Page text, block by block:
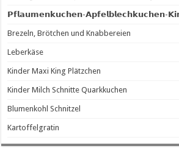
𝗣𝗳𝗹𝗮𝘂𝗺𝗲𝗻𝗸𝘂𝗰𝗵𝗲𝗻-𝗔𝗽𝗳𝗲𝗹𝗯𝗹𝗲𝗰𝗵𝗸𝘂𝗰𝗵𝗲𝗻-
Brezeln, Brötchen und Knabbereien
Leberkäse
Kinder Maxi King Plätzchen
Kinder Milch Schnitte Quarkkuchen
Blumenkohl Schnitzel
Kartoffelgratin